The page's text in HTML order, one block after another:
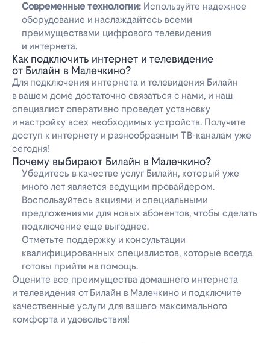
Современные технологии: Используйте надежное
оборудование и наслаждайтесь всеми
преимуществами цифрового телевидения
и интернета.
Как подключить интернет и телевидение
от Билайн в Малечкино?
Для подключения интернета и телевидения Билайн
в вашем доме достаточно связаться с нами, и наш
специалист оперативно проведет установку
и настройку всех необходимых устройств. Получите
доступ к интернету и разнообразным ТВ-каналам уже
сегодня!
Почему выбирают Билайн в Малечкино?
Убедитесь в качестве услуг Билайн, который уже
много лет является ведущим провайдером.
Воспользуйтесь акциями и специальными
предложениями для новых абонентов, чтобы сделать
подключение еще выгоднее.
Отметьте поддержку и консультации
квалифицированных специалистов, которые всегда
готовы прийти на помощь.
Оцените все преимущества домашнего интернета
и телевидения от Билайн в Малечкино и подключите
качественные услуги для вашего максимального
комфорта и удовольствия!